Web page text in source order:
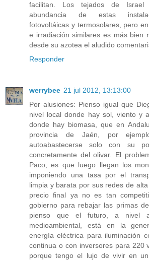
facilitan. Los tejados de Israel
abundancia de estas
fotovoltáicas y termosolares, pero
e irradiación similares es más bien
desde su azotea el aludido
Responder
werrybee 21 jul 2012, 13:13:00
Por alusiones: Pienso igual que
nivel local donde hay sol, viento y
donde hay biomasa, que en
provincia de Jaén, por
autoabastecerse solo con su
concretamente del olivar. El
Paco, es que luego llegan los
imponiendo una tasa por el
limpia y barata por sus redes de
precio final ya no es tan
gobierno para rebajar las primas
pienso que el futuro, a nivel
medioambiental, está en la
energía eléctrica para iluminación
continua o con inversores para 220
porque tengo el lujo de vivir en